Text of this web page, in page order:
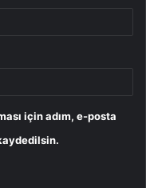
için adım, e-posta